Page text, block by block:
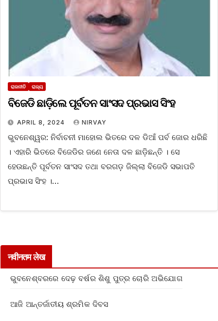
ରାଜନୀତି ରାଜ୍ୟ
ବିଜେଡି ଛାଡ଼ିଲେ ପୂର୍ବତନ ସାଂସଦ ପ୍ରଭାସ ସିଂହ
APRIL 8, 2024 NIRVAY
ଭୁବନେଶ୍ୱର: ନିର୍ବାଚନୀ ମାହୋଲ ଭିତରେ ଦଳ ଡିଆଁ ପର୍ବ ଜୋର ଧରିଛି
। ଏହାରି ଭିତରେ ବିଜେଡିର ଜଣେ ନେତା ଦଳ ଛାଡ଼ିଛନ୍ତି । ସେ
ହେଉଛନ୍ତି ପୂର୍ବତନ ସାଂସଦ ତଥା ବରଗଡ଼ ଜିଲ୍ଲା ବିଜେଡି ସଭାପତି
ପ୍ରଭାସ ସିଂହ ।…
नवीनतम लेख
ଭୁବନେଶ୍ବରରେ ଦେଢ଼ ବର୍ଷର ଶିଶୁ ପୁତ୍ର ଚୋରି ଅଭିଯୋଗ
ଆଜି ଆନ୍ତର୍ଜାତୀୟ ଶ୍ରମିକ ଦିବସ